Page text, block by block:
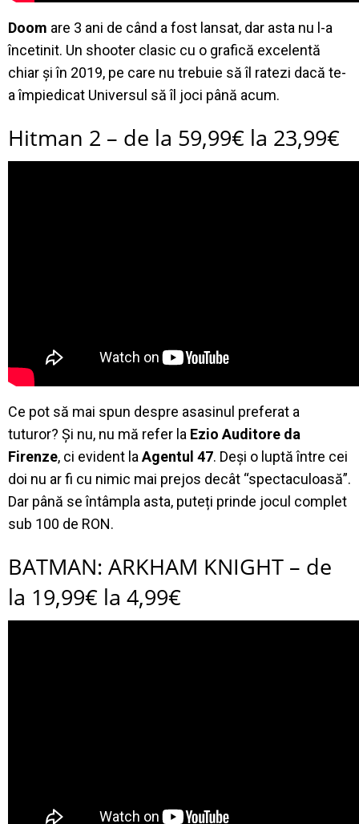
Doom are 3 ani de când a fost lansat, dar asta nu l-a
încetinit. Un shooter clasic cu o grafică excelentă
chiar și în 2019, pe care nu trebuie să îl ratezi dacă te-
a împiedicat Universul să îl joci până acum.
Hitman 2 – de la 59,99€ la 23,99€
Ce pot să mai spun despre asasinul preferat a
tuturor? Și nu, nu mă refer la Ezio Auditore da
Firenze, ci evident la Agentul 47. Deși o luptă între cei
doi nu ar fi cu nimic mai prejos decât “spectaculoasă”.
Dar până se întâmpla asta, puteți prinde jocul complet
sub 100 de RON.
BATMAN: ARKHAM KNIGHT – de
la 19,99€ la 4,99€